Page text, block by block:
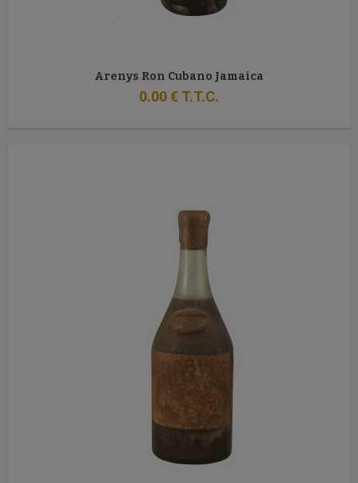
Arenys Ron Cubano Jamaica
0.00€ T.T.C.